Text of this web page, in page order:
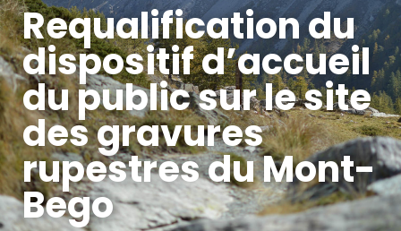
Requalification du
dispositif d’accueil
du public sur le site
des gravures
rupestres du Mont-
Bego